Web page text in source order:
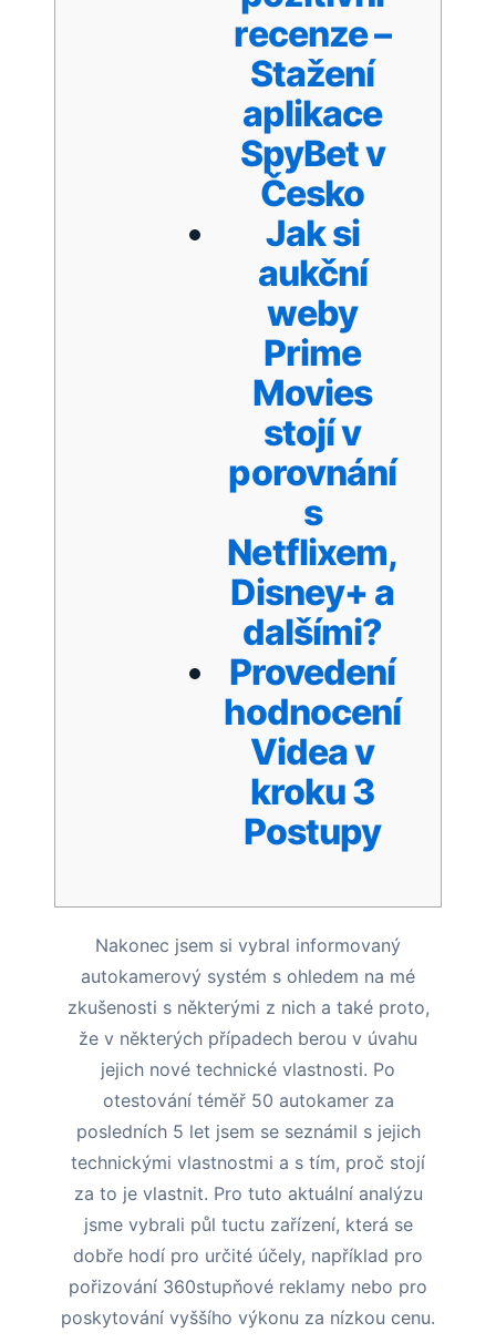
recenze –
Stažení
aplikace
SpyBet v
Česko
Jak si
aukční
weby
Prime
Movies
stojí v
porovnání
s
Netflixem,
Disney+ a
dalšími?
Provedení
hodnocení
Videa v
kroku 3
Postupy
Nakonec jsem si vybral informovaný
autokamerový systém s ohledem na mé
zkušenosti s některými z nich a také proto,
že v některých případech berou v úvahu
jejich nové technické vlastnosti. Po
otestování téměř 50 autokamer za
posledních 5 let jsem se seznámil s jejich
technickými vlastnostmi a s tím, proč stojí
za to je vlastnit. Pro tuto aktuální analýzu
jsme vybrali půl tuctu zařízení, která se
dobře hodí pro určité účely, například pro
pořizování 360stupňové reklamy nebo pro
poskytování vyššího výkonu za nízkou cenu.